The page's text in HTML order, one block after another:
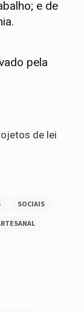
e de
pela
de lei
SOCIAIS